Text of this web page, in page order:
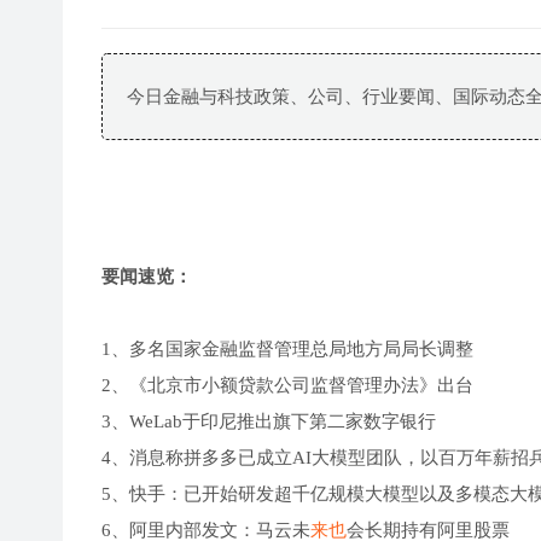
今日金融与科技政策、公司、行业要闻、国际动态全
要闻速览：
1、多名国家金融监督管理总局地方局局长调整
2、《北京市小额贷款公司监督管理办法》出台
3、WeLab于印尼推出旗下第二家数字银行
4、消息称拼多多已成立AI大模型团队，以百万年薪招
5、快手：已开始研发超千亿规模大模型以及多模态大
6、阿里内部发文：马云未来也会长期持有阿里股票